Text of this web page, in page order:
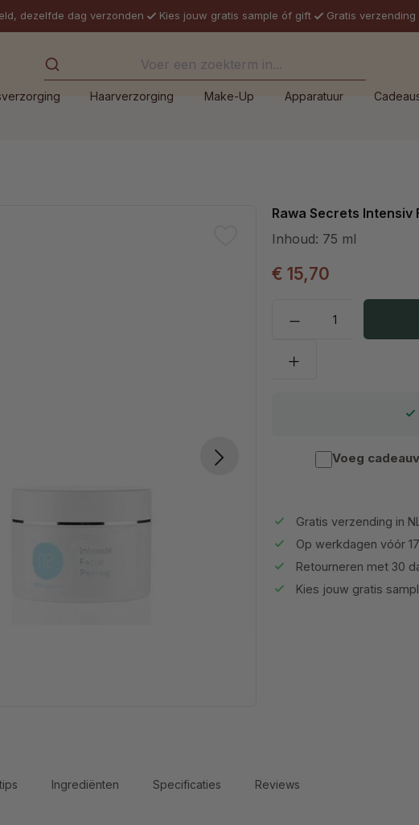
dezelfde dag verzonden Kies jouw gratis sample óf gift Gratis verzending
Haarverzorging Make-Up Apparatuur
Rawa Secrets Intensiv
Inhoud: 75 ml
€ 15,70
Voeg
Gratis verzending in
Op werkdagen vóór
Retourneren met 30
Kies jouw gratis
Ingrediënten Specificaties Reviews